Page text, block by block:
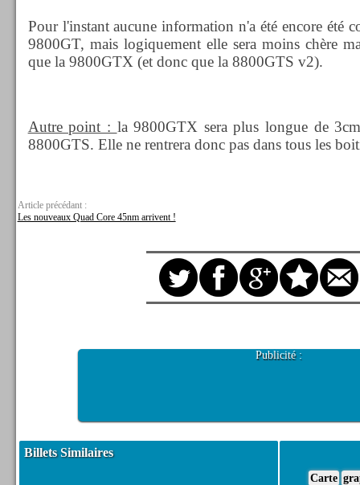
Pour l'instant aucune information n'a été encore été
9800GT, mais logiquement elle sera moins chère
que la 9800GTX (et donc que la 8800GTS v2).
Autre point : la 9800GTX sera plus longue de
8800GTS. Elle ne rentrera donc pas dans tous les
Article précédant :
Les nouveaux Quad Core 45nm arrivent !
Publicité :
Billets Similaires
Carte